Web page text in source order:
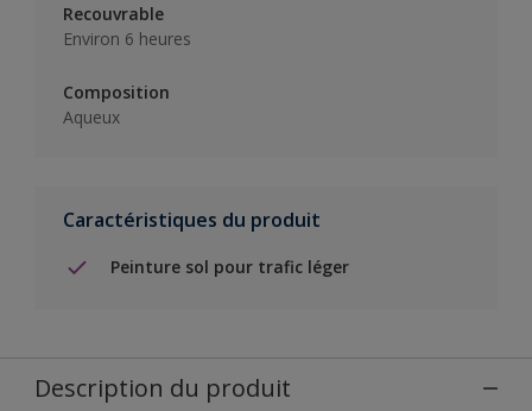
Recouvrable
Environ 6 heures
Composition
Aqueux
Caractéristiques du produit
Peinture sol pour trafic léger
Description du produit